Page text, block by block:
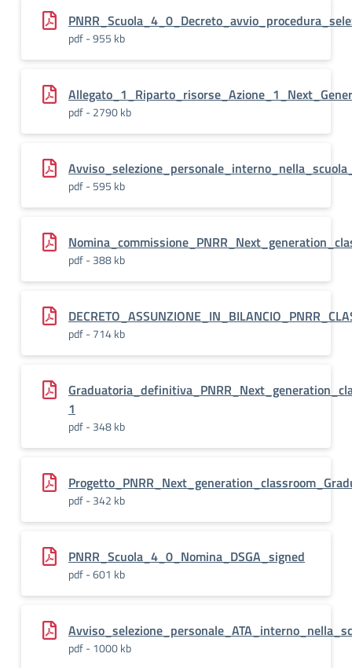
pdf - 955 kb
pdf - 2790 kb
pdf - 595 kb
pdf - 388 kb
pdf - 714 kb
1
pdf - 348 kb
pdf - 342 kb
PNRR_Scuola_4_0_Nomina_DSGA_signed
pdf - 601 kb
pdf - 1000 kb